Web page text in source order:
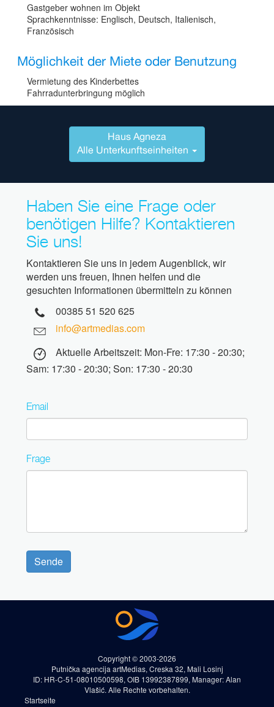
Gastgeber wohnen im Objekt
Sprachkenntnisse: Englisch, Deutsch, Italienisch,
Französisch
Möglichkeit der Miete oder Benutzung
Vermietung des Kinderbettes
Fahrradunterbringung möglich
Haus Agneza
Alle Unterkunftseinheiten
Haben Sie eine Frage oder
benötigen Hilfe? Kontaktieren
Sie uns!
Kontaktieren Sie uns in jedem Augenblick, wir
werden uns freuen, Ihnen helfen und die
gesuchten Informationen übermitteln zu können
00385 51 520 625
info@artmedias.com
Aktuelle Arbeitszeit: Mon-Fre: 17:30 - 20:30;
Sam: 17:30 - 20:30; Son: 17:30 - 20:30
Email
Frage
Sende
Copyright © 2003-2026
Putnička agencija artMedias, Creska 32, Mali Losinj
ID: HR-C-51-08010500598, OIB 13992387899, Manager: Alan
Vlašić. Alle Rechte vorbehalten.
Startseite